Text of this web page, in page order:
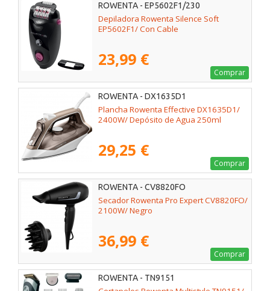
ROWENTA - EP5602F1/230
Depiladora Rowenta Silence Soft
EP5602F1/ Con Cable
23,99 €
Comprar
ROWENTA - DX1635D1
Plancha Rowenta Effective DX1635D1/
2400W/ Depósito de Agua 250ml
29,25 €
Comprar
ROWENTA - CV8820FO
Secador Rowenta Pro Expert CV8820FO/
2100W/ Negro
36,99 €
Comprar
ROWENTA - TN9151